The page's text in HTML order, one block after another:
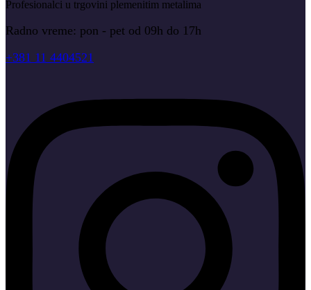
Profesionalci u trgovini plemenitim metalima
Radno vreme: pon - pet od 09h do 17h
+381 11 4404521